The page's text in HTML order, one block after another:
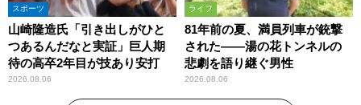
スポーツ
山崎隆造氏「引き出しがひと
つあるんだなと実証」巨人期
待の高卒2年目が技あり安打
2026.08.06
ライフ
81年前の夏、満員列車が銃撃
された――湯の花トンネルの
悲劇を語り継ぐ男性
2026.08.06